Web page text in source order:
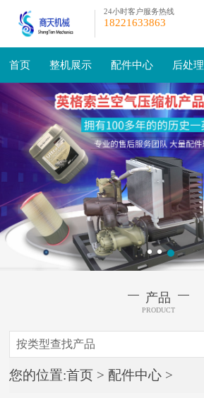
24小时客户服务热线
18221633863
首页 整机展示 配件中心 后处理
产品
PRODUCT
按类型查找产品
您的位置:首页> 配件中心>